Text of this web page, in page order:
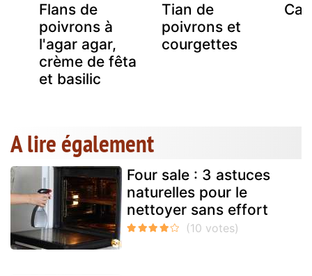
Flans de
poivrons à
l'agar agar,
crème de fêta
et basilic
Tian de
poivrons et
courgettes
A lire également
Four sale : 3 astuces
naturelles pour le
nettoyer sans effort